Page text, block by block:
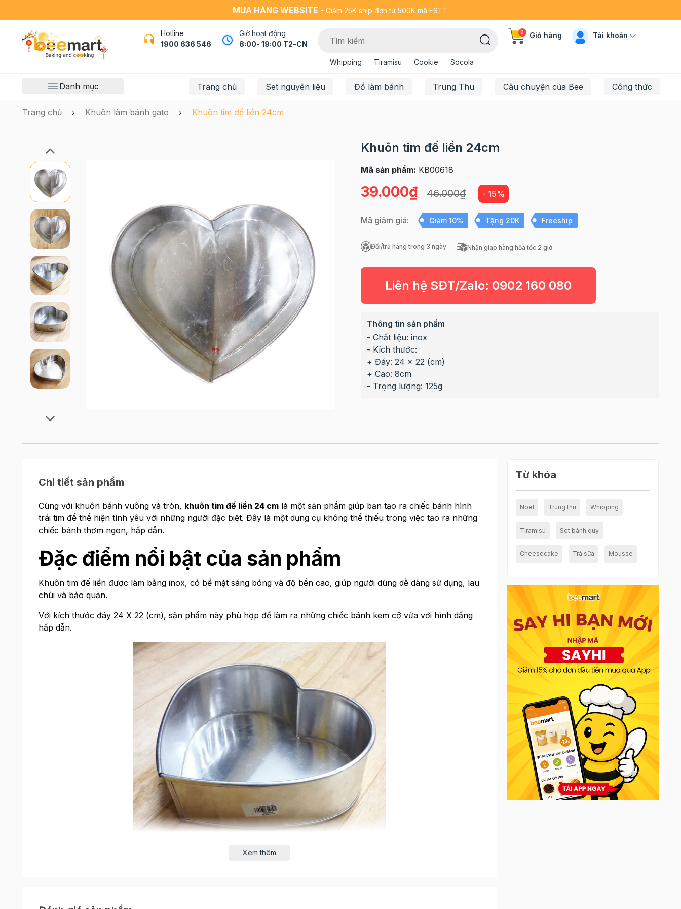
MUA HÀNG WEBSITE - Giảm 25K ship đơn từ 500K mã FSTT
Hotline
1900 636 546
Giờ hoạt động
8:00- 19:00 T2-CN
Whipping Tiramisu Cookie Socola
0 Giỏ hàng Tài khoản
Danh mục Trang chủ Set nguyên liệu Đồ làm bánh Trung Thu Câu chuyện của Bee Công thức
Trang chủ Khuôn làm bánh gato Khuôn tim đế liền 24cm
Khuôn tim đế liền 24cm
Mã sản phẩm: KB00618
39.000₫ 46.000₫ - 15%
Mã giảm giá: Giảm 10% Tặng 20K Freeship
Đổi/trả hàng trong 3 ngày Nhận giao hàng hỏa tốc 2 giờ
Liên hệ SĐT/Zalo: 0902 160 080
Thông tin sản phẩm
- Chất liệu: inox
- Kích thước:
+ Đáy: 24 x 22 (cm)
+ Cao: 8cm
- Trọng lượng: 125g
Chi tiết sản phẩm
Cùng với khuôn bánh vuông và tròn, khuôn tim đế liền 24 cmlà một sản phẩm giúp bạn tạo ra chiếc bánh hình
trái tim để thể hiện tình yêu với những người đặc biệt. Đây là một dụng cụ không thể thiếu trong việc tạo ra những
chiếc bánh thơm ngon, hấp dẫn.
Đặc điểm nổi bật của sản phẩm
Khuôn tim đế liền được làm bằng inox, có bề mặt sáng bóng và độ bền cao, giúp người dùng dễ dàng sử dụng, lau
chùi và bảo quản.
Với kích thước đáy 24 X 22 (cm), sản phẩm này phù hợp để làm ra những chiếc bánh kem cỡ vừa với hình dấng
hấp dẫn.
Xem thêm
Từ khóa
Noel Trung thu Whipping
Tiramisu Set bánh quy
Cheesecake Trà sữa Mousse